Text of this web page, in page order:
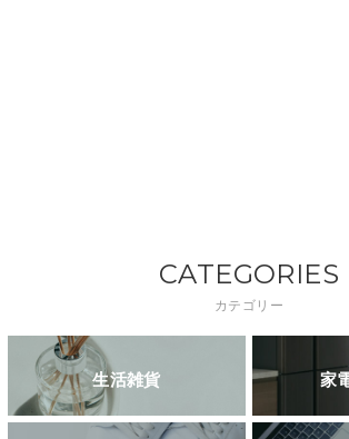
CATEGORIES
カテゴリー
生活雑貨 家